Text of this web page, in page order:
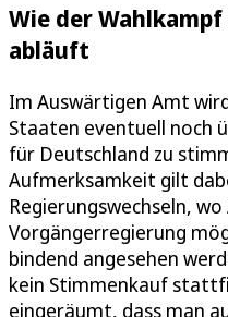
Wie der
abläuft
Im Auswärtigen Amt
Staaten eventuell noch
für Deutschland zu
Aufmerksamkeit gilt
Regierungswechseln,
Vorgängerregierung
bindend angesehen
kein Stimmenkauf
eingeräumt, dass man